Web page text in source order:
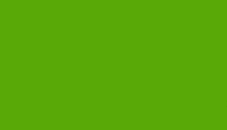
הלכות סוכות